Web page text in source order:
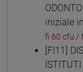
iniziale
fi 60 cfu /
[FI11]
ISTITUTI